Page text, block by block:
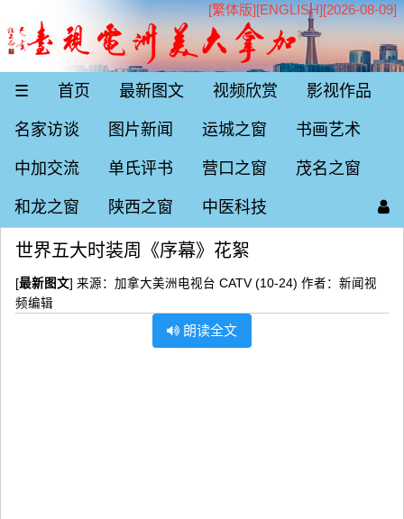
[繁体版][ENGLISH][2026-08-09]
☰ 首页 最新图文 视频欣赏 影视作品
名家访谈 图片新闻 运城之窗 书画艺术
中加交流 单氏评书 营口之窗 茂名之窗
和龙之窗 陕西之窗 中医科技
世界五大时装周《序幕》花絮
[最新图文] 来源：加拿大美洲电视台 CATV (10-24) 作者：新闻视
频编辑
朗读全文